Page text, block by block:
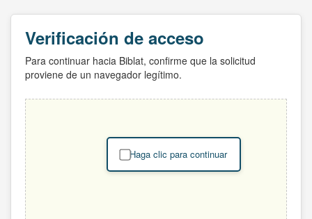
Verificación de acceso
Para continuar hacia Biblat, confirme que la solicitud
proviene de un navegador legítimo.
Haga clic para continuar